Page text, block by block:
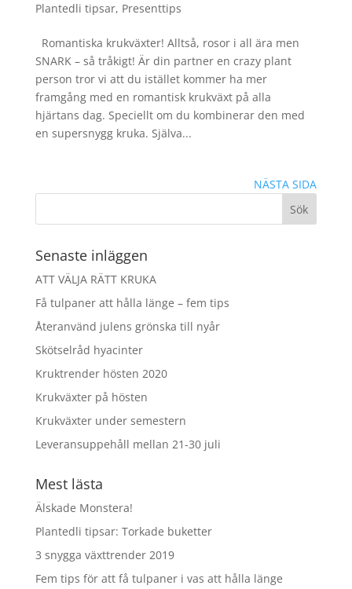
Plantedli tipsar, Presenttips
Romantiska krukväxter! Alltså, rosor i all ära men
SNARK – så tråkigt! Är din partner en crazy plant
person tror vi att du istället kommer ha mer
framgång med en romantisk krukväxt på alla
hjärtans dag. Speciellt om du kombinerar den med
en supersnygg kruka. Själva...
NÄSTA SIDA
Senaste inläggen
ATT VÄLJA RÄTT KRUKA
Få tulpaner att hålla länge – fem tips
Återanvänd julens grönska till nyår
Skötselråd hyacinter
Kruktrender hösten 2020
Krukväxter på hösten
Krukväxter under semestern
Leveransuppehåll mellan 21-30 juli
Mest lästa
Älskade Monstera!
Plantedli tipsar: Torkade buketter
3 snygga växttrender 2019
Fem tips för att få tulpaner i vas att hålla länge